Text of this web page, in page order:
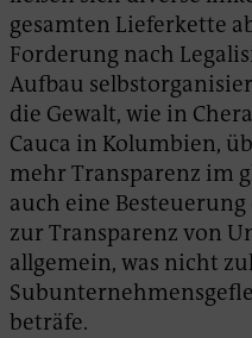
gesamten Lieferkette
Forderung nach
Aufbau
die Gewalt, wie in
Cauca in Kolumbien,
mehr Transparenz im
auch eine
zur Transparenz von
allgemein, was nicht
beträfe.